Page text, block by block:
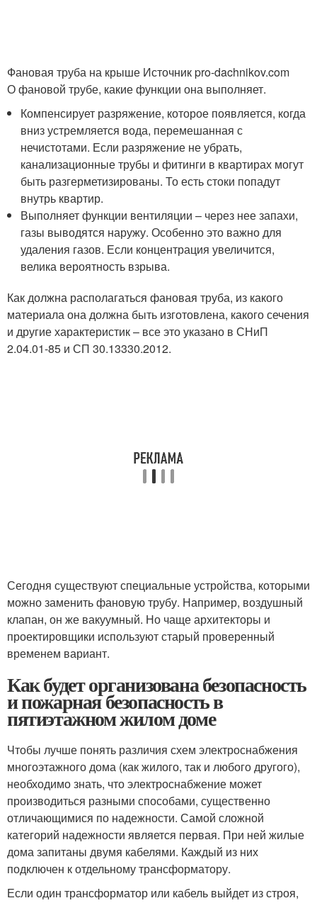
Фановая труба на крыше Источник pro-dachnikov.com
О фановой трубе, какие функции она выполняет.
Компенсирует разряжение, которое появляется, когда
вниз устремляется вода, перемешанная с
нечистотами. Если разряжение не убрать,
канализационные трубы и фитинги в квартирах могут
быть разгерметизированы. То есть стоки попадут
внутрь квартир.
Выполняет функции вентиляции – через нее запахи,
газы выводятся наружу. Особенно это важно для
удаления газов. Если концентрация увеличится,
велика вероятность взрыва.
Как должна располагаться фановая труба, из какого
материала она должна быть изготовлена, какого сечения
и другие характеристик – все это указано в СНиП
2.04.01-85 и СП 30.13330.2012.
Сегодня существуют специальные устройства, которыми
можно заменить фановую трубу. Например, воздушный
клапан, он же вакуумный. Но чаще архитекторы и
проектировщики используют старый проверенный
временем вариант.
Как будет организована безопасность
и пожарная безопасность в
пятиэтажном жилом доме
Чтобы лучше понять различия схем электроснабжения
многоэтажного дома (как жилого, так и любого другого),
необходимо знать, что электроснабжение может
производиться разными способами, существенно
отличающимися по надежности. Самой сложной
категорий надежности является первая. При ней жилые
дома запитаны двумя кабелями. Каждый из них
подключен к отдельному трансформатору.
Если один трансформатор или кабель выйдет из строя,